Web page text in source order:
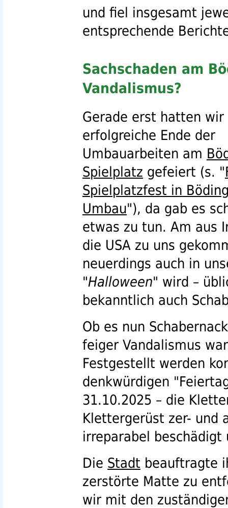
und fiel insgesamt
entsprechende
Sachschaden am
Vandalismus?
Gerade erst hatten wir
erfolgreiche Ende der
Umbauarbeiten am
Spielplatz gefeiert (s. "
Spielplatzfest in
Umbau"), da gab es
etwas zu tun. Am aus
die USA zu uns
neuerdings auch in
"Halloween" wird –
bekanntlich auch
Ob es nun
feiger Vandalismus
Festgestellt werden
denkwürdigen
31.10.2025 – die
Klettergerüst zer- und
irreparabel beschädigt
Die Stadt beauftragte
zerstörte Matte zu
wir mit den